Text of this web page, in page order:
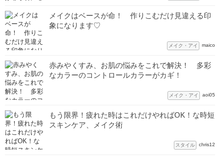
メイクはベースが命！ 作りこむだけ見違える印
象になります♡
メイク・アイ maico
赤みやくすみ、お肌の悩みをこれで解決！ 多彩
なカラーのコントロールカラーがカギ！
メイク・アイ aoi05
もう限界！疲れた時はこれだけやればOK！な時短
スキンケア、メイク術
スタイル chris12